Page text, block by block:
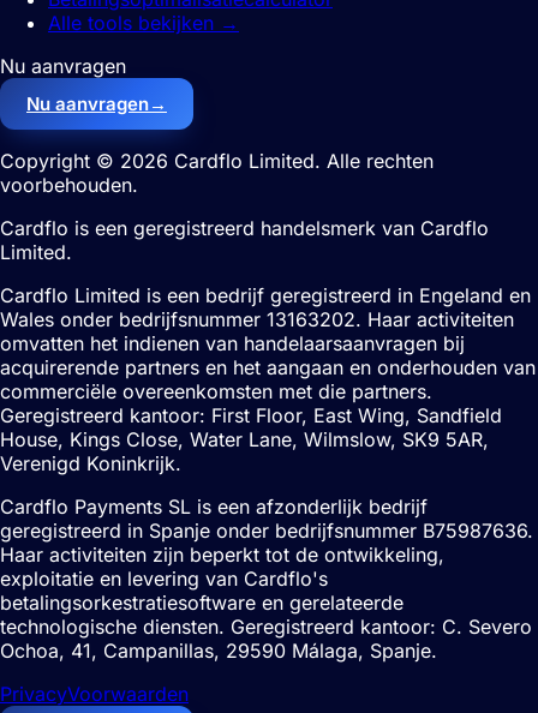
Alle tools bekijken →
Nu aanvragen
Nu aanvragen→
Copyright © 2026 Cardflo Limited. Alle rechten
voorbehouden.
Cardflo is een geregistreerd handelsmerk van Cardflo
Limited.
Cardflo Limited is een bedrijf geregistreerd in Engeland en
Wales onder bedrijfsnummer 13163202. Haar activiteiten
omvatten het indienen van handelaarsaanvragen bij
acquirerende partners en het aangaan en onderhouden van
commerciële overeenkomsten met die partners.
Geregistreerd kantoor: First Floor, East Wing, Sandfield
House, Kings Close, Water Lane, Wilmslow, SK9 5AR,
Verenigd Koninkrijk.
Cardflo Payments SL is een afzonderlijk bedrijf
geregistreerd in Spanje onder bedrijfsnummer B75987636.
Haar activiteiten zijn beperkt tot de ontwikkeling,
exploitatie en levering van Cardflo's
betalingsorkestratiesoftware en gerelateerde
technologische diensten. Geregistreerd kantoor: C. Severo
Ochoa, 41, Campanillas, 29590 Málaga, Spanje.
PrivacyVoorwaarden